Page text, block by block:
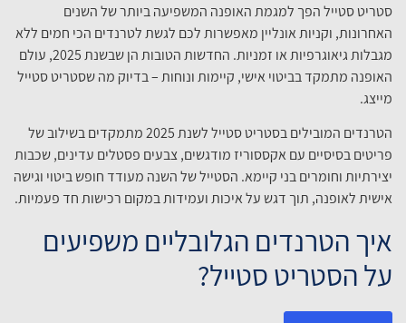
סטריט סטייל הפך למגמת האופנה המשפיעה ביותר של השנים
האחרונות, וקניות אונליין מאפשרות לכם לגשת לטרנדים הכי חמים ללא
מגבלות גיאוגרפיות או זמניות. החדשות הטובות הן שבשנת 2025, עולם
האופנה מתמקד בביטוי אישי, קיימות ונוחות – בדיוק מה שסטריט סטייל
מייצג.
הטרנדים המובילים בסטריט סטייל לשנת 2025 מתמקדים בשילוב של
פריטים בסיסיים עם אקססוריז מודגשים, צבעים פסטלים עדינים, שכבות
יצירתיות וחומרים בני קיימא. הסטייל של השנה מעודד חופש ביטוי וגישה
אישית לאופנה, תוך דגש על איכות ועמידות במקום רכישות חד פעמיות.
איך הטרנדים הגלובליים משפיעים
על הסטריט סטייל?